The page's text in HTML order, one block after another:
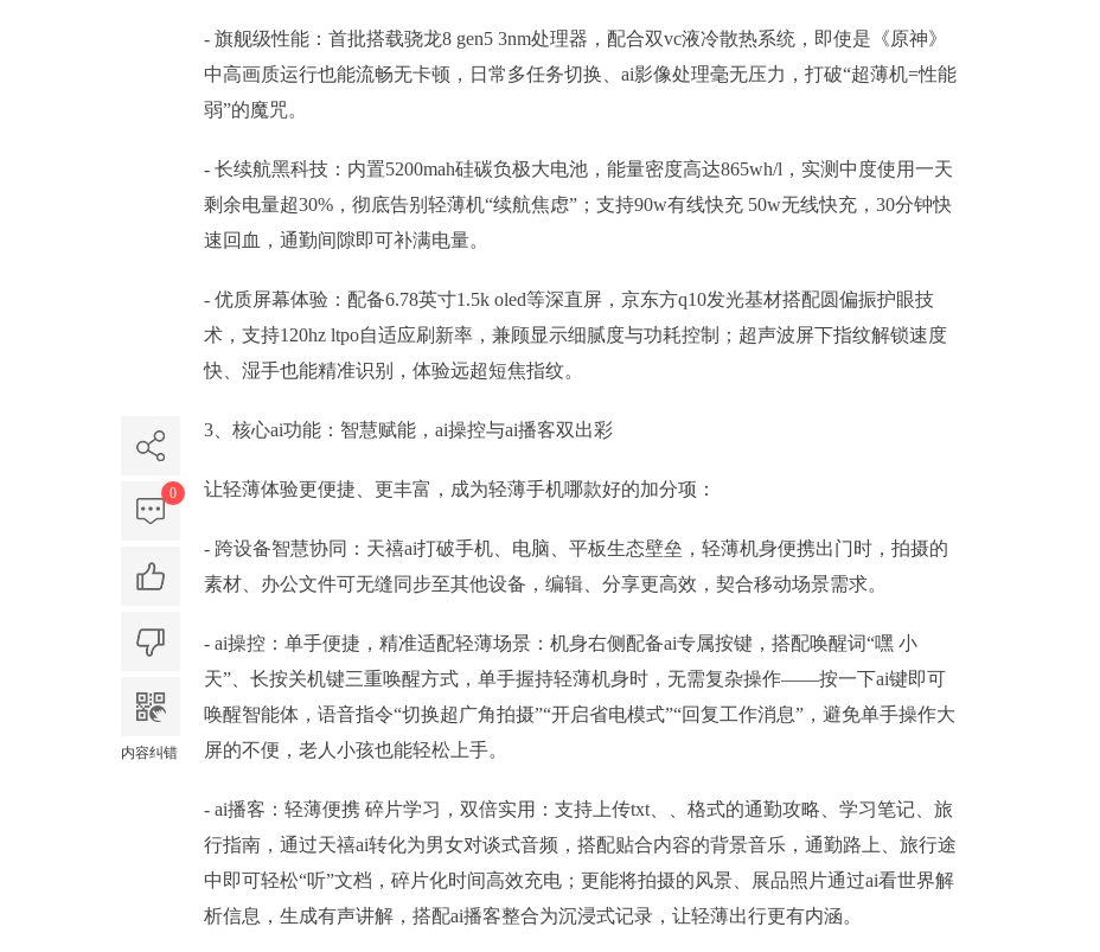
- 旗舰级性能：首批搭载骁龙8 gen5 3nm处理器，配合双vc液冷散热系统，即使是《原神》
中高画质运行也能流畅无卡顿，日常多任务切换、ai影像处理毫无压力，打破“超薄机=性能
弱”的魔咒。
- 长续航黑科技：内置5200mah硅碳负极大电池，能量密度高达865wh/l，实测中度使用一天
剩余电量超30%，彻底告别轻薄机“续航焦虑”；支持90w有线快充 50w无线快充，30分钟快
速回血，通勤间隙即可补满电量。
- 优质屏幕体验：配备6.78英寸1.5k oled等深直屏，京东方q10发光基材搭配圆偏振护眼技
术，支持120hz ltpo自适应刷新率，兼顾显示细腻度与功耗控制；超声波屏下指纹解锁速度
快、湿手也能精准识别，体验远超短焦指纹。
3、核心ai功能：智慧赋能，ai操控与ai播客双出彩
让轻薄体验更便捷、更丰富，成为轻薄手机哪款好的加分项：
- 跨设备智慧协同：天禧ai打破手机、电脑、平板生态壁垒，轻薄机身便携出门时，拍摄的
素材、办公文件可无缝同步至其他设备，编辑、分享更高效，契合移动场景需求。
- ai操控：单手便捷，精准适配轻薄场景：机身右侧配备ai专属按键，搭配唤醒词“嘿 小
天”、长按关机键三重唤醒方式，单手握持轻薄机身时，无需复杂操作——按一下ai键即可
唤醒智能体，语音指令“切换超广角拍摄”“开启省电模式”“回复工作消息”，避免单手操作大
屏的不便，老人小孩也能轻松上手。
- ai播客：轻薄便携 碎片学习，双倍实用：支持上传txt、、格式的通勤攻略、学习笔记、旅
行指南，通过天禧ai转化为男女对谈式音频，搭配贴合内容的背景音乐，通勤路上、旅行途
中即可轻松“听”文档，碎片化时间高效充电；更能将拍摄的风景、展品照片通过ai看世界解
析信息，生成有声讲解，搭配ai播客整合为沉浸式记录，让轻薄出行更有内涵。
0
内容纠错